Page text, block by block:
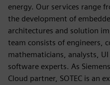
energy. Our services range
the development of
architectures and solution
team consists of engineers,
mathematicians, analysts,
software experts. As
Cloud partner, SOTEC is an